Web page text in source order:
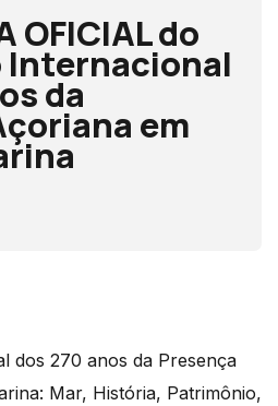
OFICIAL do
Internacional
da
em
dos 270 anos da Presença
Mar, História, Patrimônio,